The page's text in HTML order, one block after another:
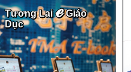
Tương Lai ℯGiáo
Dục